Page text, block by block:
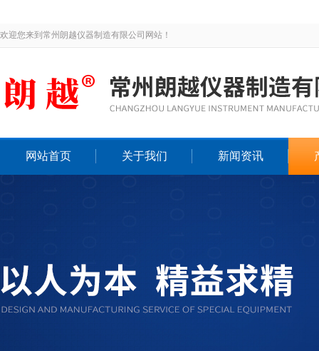
欢迎您来到常州朗越仪器制造有限公司网站！
网站首页 关于我们 新闻资讯